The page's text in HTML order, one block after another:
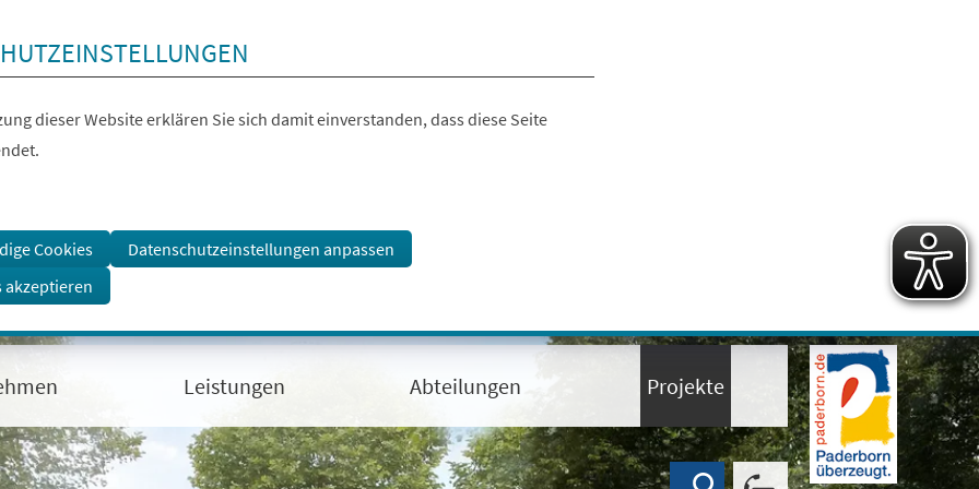
dieser Website erklären Sie sich damit einverstanden, dass diese Seite
Cookies
Datenschutzeinstellungen anpassen
akzeptieren
Leistungen Abteilungen Projekte